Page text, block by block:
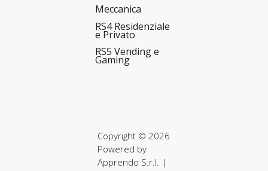
Meccanica
RS4 Residenziale
e Privato
RS5 Vending e
Gaming
Copyright © 2026
Powered by
Apprendo S.r.l. |